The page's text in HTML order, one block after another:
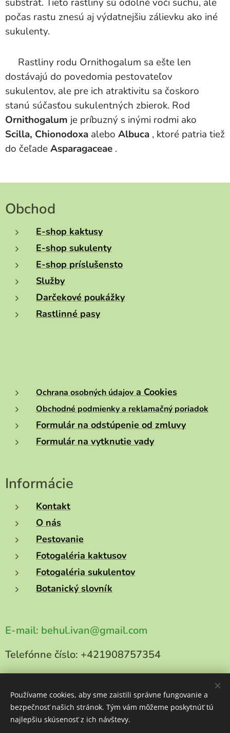
počas rastu znesú aj výdatnejšiu zálievku ako iné
sukulenty.
Rastliny rodu Ornithogalum sa ešte len
dostávajú do povedomia pestovateľov
sukulentov, ale pre ich atraktivitu sa čoskoro
stanú súčasťou sukulentných zbierok. Rod
Ornithogalum je príbuzný s inými rodmi ako
Scilla, Chionodoxa alebo Albuca , ktoré patria tiež
do čeľadeAsparagaceae .
Obchod
E-shop kaktusy
E-shop sukulenty
E-shop príslušensto
Služby
Darčekové poukážky
Rastlinné pasy
Ochrana osobných údajov a Cookies
Obchodné podmienky a reklamačný poriadok
Formulár na odstúpenie od zmluvy
Formulár na vytknutie vady
Informácie
Kontakt
O nás
Pestovanie
Fotogaléria kaktusov
Fotogaléria sukulentov
Botanický slovník
E-mail: behul.ivan@gmail.com
Telefónne číslo: +421908757354
Copyright 2025kaktusy-behul.skVšetky práva vyhradené
Používame cookies, aby sme zaistili správne fungovanie a
bezpečnosť našich stránok. Tým vám môžeme poskytnúť tú
najlepšiu skúsenosť z ich návštevy.